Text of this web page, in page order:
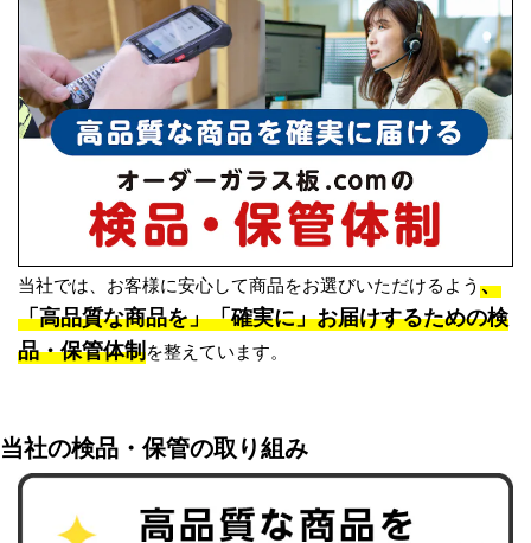
当社では、お客様に安心して商品をお選びいただけるよう 、
「高品質な商品を」「確実に」お届けするための検
品・保管体制を整えています。
当社の検品・保管の取り組み